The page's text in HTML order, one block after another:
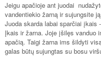
Jeigu apačioje ant juodai
vandentiekio žarną ir sujungsite
Juoda skarda labai sparčiai įkais
Įkais ir žarna. Joje įšilęs
apačią. Taigi žarna ims šildyti
galas būtų sujungtas su bosu